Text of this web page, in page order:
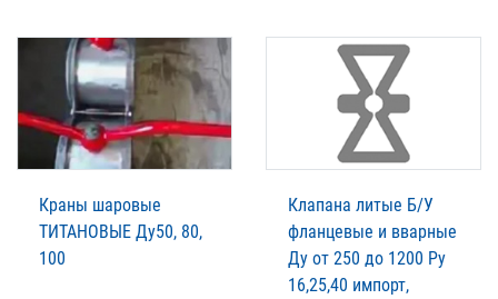
Краны шаровые
ТИТАНОВЫЕ Ду50, 80,
100
Клапана литые Б/У
фланцевые и вварные
Ду от 250 до 1200 Ру
16,25,40 импорт,